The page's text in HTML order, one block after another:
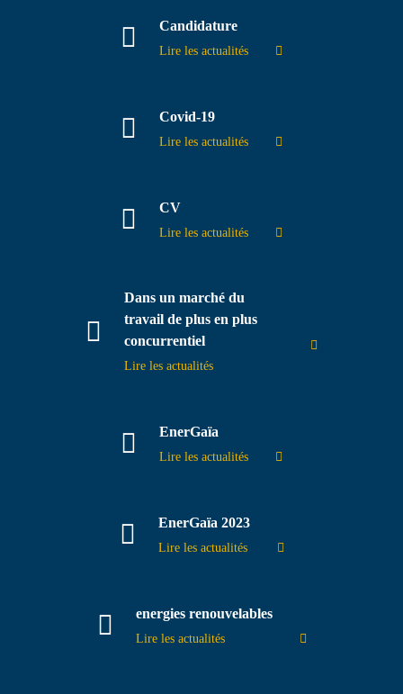
Candidature
Lire les actualités
Covid-19
Lire les actualités
CV
Lire les actualités
Dans un marché du
travail de plus en plus
concurrentiel
Lire les actualités
EnerGaïa
Lire les actualités
EnerGaïa 2023
Lire les actualités
energies renouvelables
Lire les actualités